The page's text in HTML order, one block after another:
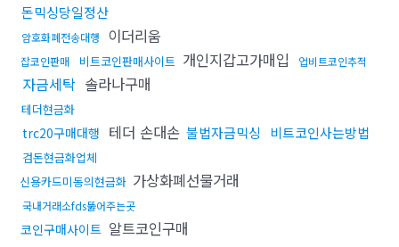
돈믹싱당일정산
암호화폐전송대행 이더리움
잡코인판매 비트코인판매사이트 개인지갑고가매입 업비트코인추적
자금세탁 솔라나구매
테더현금화
trc20구매대행 테더 손대손 불법자금믹싱 비트코인사는방법
검돈현금화업체
신용카드미동의현금화 가상화폐선물거래
국내거래소fds뚫어주는곳
코인구매사이트 알트코인구매